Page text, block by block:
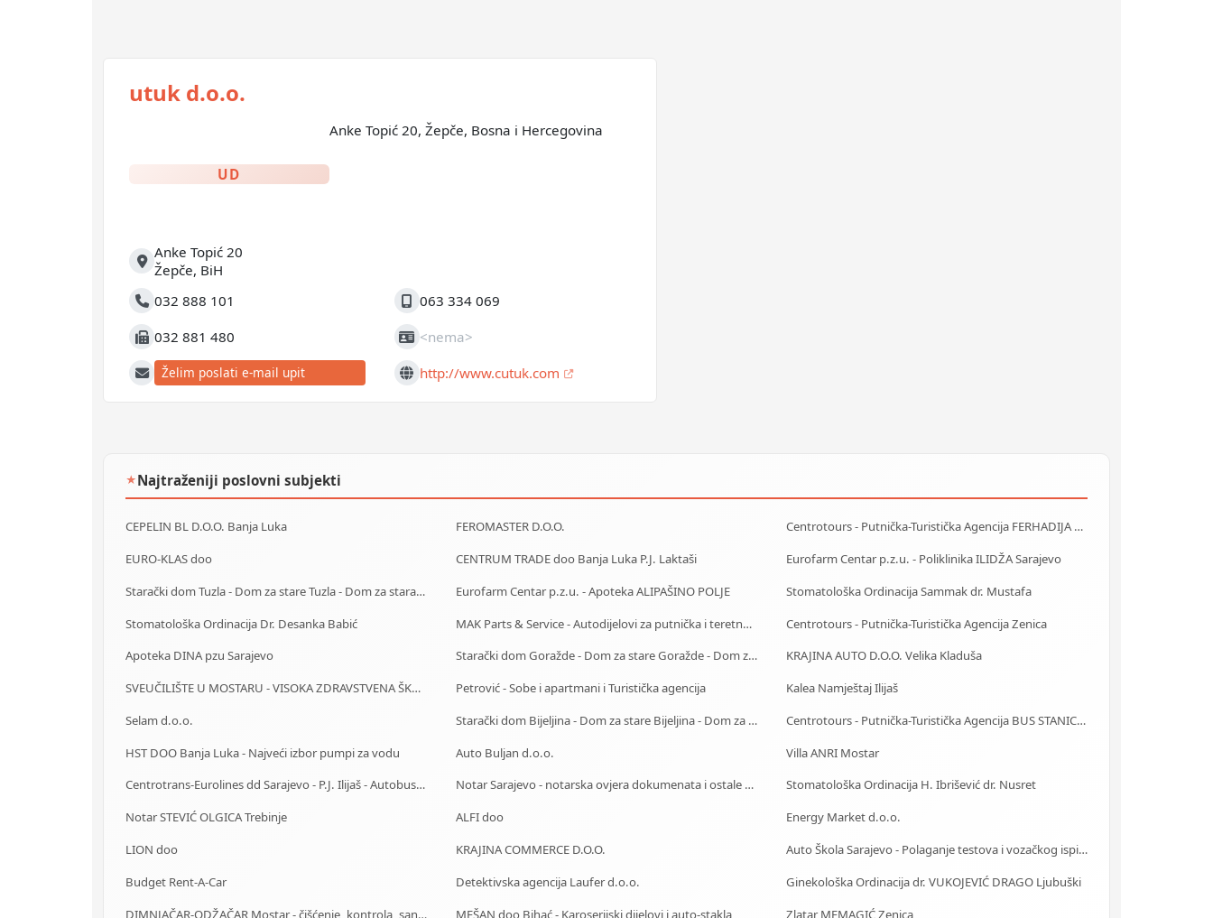
utuk d.o.o.
UD
Anke Topić 20, Žepče, Bosna i Hercegovina
Adresa
Anke Topić 20
Žepče, BiH
Telefon032 888 101 Mobilni063 334 069
Fax 032 881 480 JIB <nema>
E-mailŽelim poslati e-mail upit Webhttp://www.cutuk.com
★Najtraženiji poslovni subjekti
CEPELIN BL D.O.O. Banja Luka FEROMASTER D.O.O.
Centrotours - Putnička-Turistička Agencija FERHADIJA Sarajevo
EURO-KLAS doo
CENTRUM TRADE doo Banja Luka P.J. Laktaši
Eurofarm Centar p.z.u. - Poliklinika ILIDŽA Sarajevo
Starački dom Tuzla - Dom za stare Tuzla - Dom za stara lica Tuzla
Eurofarm Centar p.z.u. - Apoteka ALIPAŠINO POLJE
Stomatološka Ordinacija Sammak dr. Mustafa
Stomatološka Ordinacija Dr. Desanka Babić
MAK Parts & Service - Autodijelovi za putnička i teretna vozila Gračanica
Centrotours - Putnička-Turistička Agencija Zenica
Apoteka DINA pzu Sarajevo
Starački dom Goražde - Dom za stare Goražde - Dom za stara lica Goražde
KRAJINA AUTO D.O.O. Velika Kladuša
SVEUČILIŠTE U MOSTARU - VISOKA ZDRAVSTVENA ŠKOLA
Petrović - Sobe i apartmani i Turistička agencija
Kalea Namještaj Ilijaš
Selam d.o.o.
Starački dom Bijeljina - Dom za stare Bijeljina - Dom za stara lica Bijeljina
Centrotours - Putnička-Turistička Agencija BUS STANICA Sarajevo
HST DOO Banja Luka - Najveći izbor pumpi za vodu
Auto Buljan d.o.o.
Villa ANRI Mostar
Centrotrans-Eurolines dd Sarajevo - P.J. Ilijaš - Autobuska stanica
Notar Sarajevo - notarska ovjera dokumenata i ostale notarske usluge
Stomatološka Ordinacija H. Ibrišević dr. Nusret
Notar STEVIĆ OLGICA Trebinje
ALFI doo
Energy Market d.o.o.
LION doo
KRAJINA COMMERCE D.O.O.
Auto Škola Sarajevo - Polaganje testova i vozačkog ispita
Budget Rent-A-Car
Detektivska agencija Laufer d.o.o.
Ginekološka Ordinacija dr. VUKOJEVIĆ DRAGO Ljubuški
DIMNJAČAR-ODŽAČAR Mostar - čišćenje, kontrola, sanacija
MEŠAN doo Bihać - Karoserijski dijelovi i auto-stakla
Zlatar MEMAGIĆ Zenica